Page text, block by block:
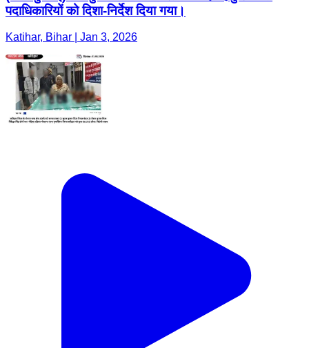
पदाधिकारियों को दिशा-निर्देश दिया गया।
Katihar, Bihar | Jan 3, 2026